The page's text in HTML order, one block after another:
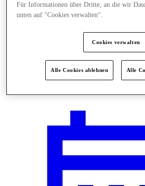
Plane Deinen Besuch
Für Informationen über Dritte, an die wir
unten auf "Cookies verwalten“.
Cookies verwalten
Alle Cookies ablehnen Alle